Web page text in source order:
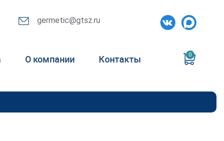
germetic@gtsz.ru
О компании Контакты 0